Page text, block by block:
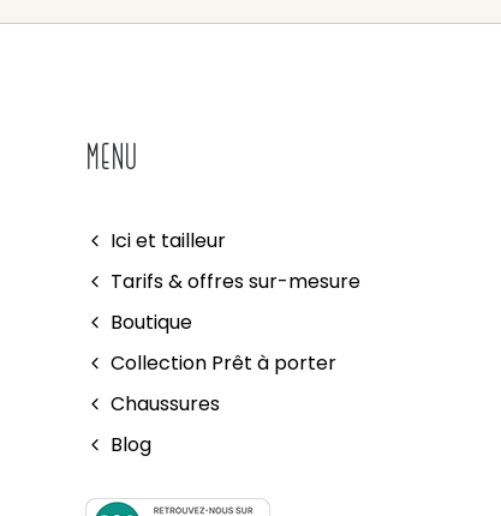
MENU
Ici et tailleur
Tarifs & offres sur-mesure
Boutique
Collection Prêt à porter
Chaussures
Blog